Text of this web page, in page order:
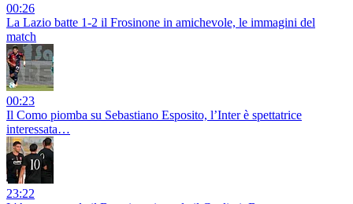
00:26
La Lazio batte 1-2 il Frosinone in amichevole, le immagini del
match
00:23
Il Como piomba su Sebastiano Esposito, l’Inter è spettatrice
interessata…
23:22